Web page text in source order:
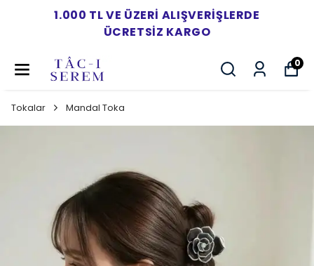
1.000 TL VE ÜZERI ALIŞVERIŞLERDE
ÜCRETSIZ KARGO
0
Tokalar Mandal Toka